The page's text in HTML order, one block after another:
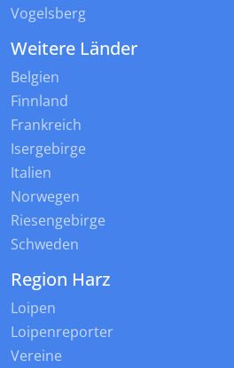
Vogelsberg
Weitere Länder
Belgien
Finnland
Frankreich
Isergebirge
Italien
Norwegen
Riesengebirge
Schweden
Region Harz
Loipen
Loipenreporter
Vereine